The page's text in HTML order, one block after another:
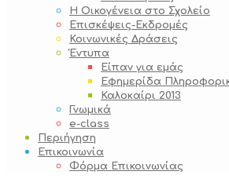
Η Οικογένεια στο Σχολείο
Επισκέψεις-Εκδρομές
Κοινωνικές Δράσεις
Έντυπα
Είπαν για εμάς
Εφημερίδα
Καλοκαίρι 2013
Γνωμικά
e-class
Περιήγηση
Επικοινωνία
Φόρμα Επικοινωνίας